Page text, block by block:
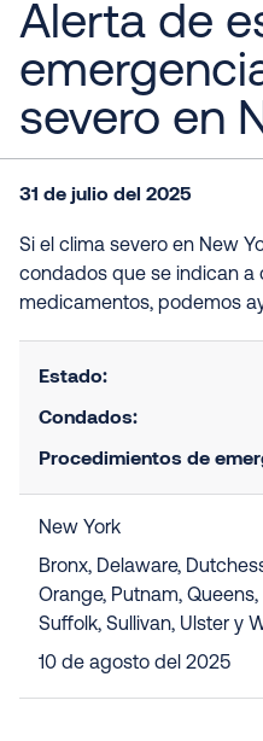
Alerta de
severo en
31 de julio del 2025
Si el clima severo en New
condados que se indican a
medicamentos, podemos
Estado:
Condados:
Procedimientos de
New York
Bronx, Delaware,
Orange, Putnam,
Suffolk, Sullivan, Ulster y
10 de agosto del 2025